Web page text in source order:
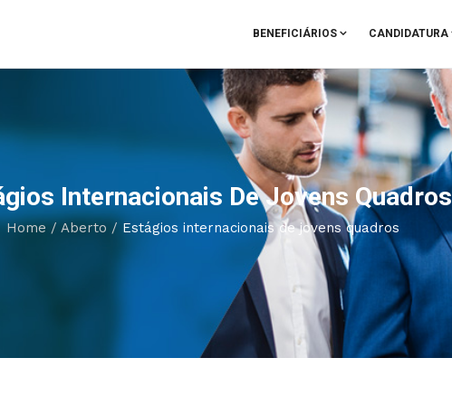
BENEFICIÁRIOS CANDIDATURA
Internacionais De Jovens Quadros
Home / Aberto / Estágios internacionais de jovens quadros